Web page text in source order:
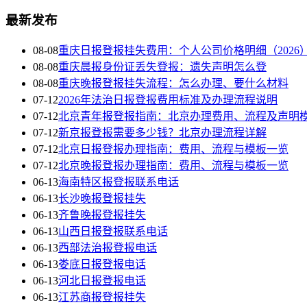
最新发布
08-08重庆日报登报挂失费用：个人公司价格明细（2026
08-08重庆晨报身份证丢失登报：遗失声明怎么登
08-08重庆晚报登报挂失流程：怎么办理、要什么材料
07-122026年法治日报登报费用标准及办理流程说明
07-12北京青年报登报指南：北京办理费用、流程及声明
07-12新京报登报需要多少钱？北京办理流程详解
07-12北京日报登报办理指南：费用、流程与模板一览
07-12北京晚报登报办理指南：费用、流程与模板一览
06-13海南特区报登报联系电话
06-13长沙晚报登报挂失
06-13齐鲁晚报登报挂失
06-13山西日报登报联系电话
06-13西部法治报登报电话
06-13娄底日报登报电话
06-13河北日报登报电话
06-13江苏商报登报挂失